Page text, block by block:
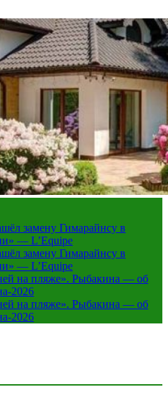
замену Гимарайнсу в
— L’Equipe
замену Гимарайнсу в
— L’Equipe
на пляже». Рыбакина — об
2026
на пляже». Рыбакина — об
2026